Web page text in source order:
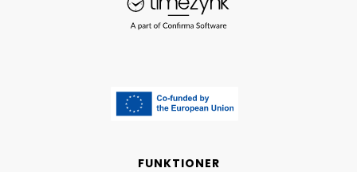
FUNKTIONER